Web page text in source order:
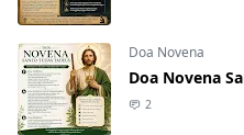
Doa Novena
Doa Novena
2